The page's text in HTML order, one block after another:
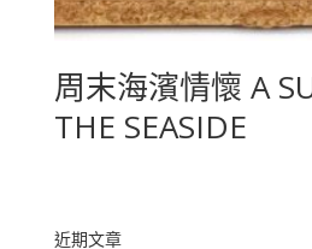
周末海濱情懷 A
THE SEASIDE
近期文章